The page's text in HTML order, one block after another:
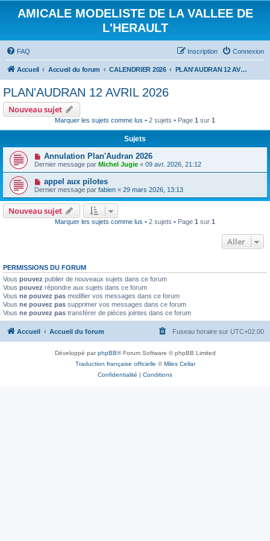
AMICALE MODELISTE DE LA VALLEE DE
L'HERAULT
FAQ Connexion
Inscription
Accueil Accueil du forum CALENDRIER 2026 PLAN'AUDRAN 12 AVRIL 2026
PLAN'AUDRAN 12 AVRIL 2026
Nouveau sujet
Marquer les sujets comme lus • 2 sujets • Page 1 sur 1
Sujets
Annulation Plan'Audran 2026
Dernier message par Michel Jugie « 09 avr. 2026, 21:12
appel aux pilotes
Dernier message par fabien « 29 mars 2026, 13:13
Nouveau sujet
Marquer les sujets comme lus • 2 sujets • Page 1 sur 1
Aller
PERMISSIONS DU FORUM
Vous pouvez publier de nouveaux sujets dans ce forum
Vous pouvez répondre aux sujets dans ce forum
Vous ne pouvez pas modifier vos messages dans ce forum
Vous ne pouvez pas supprimer vos messages dans ce forum
Vous ne pouvez pas transférer de pièces jointes dans ce forum
Accueil Accueil du forum Fuseau horaire sur UTC+02:00
Développé parphpBB® Forum Software © phpBB Limited
Traduction française officielle ©Miles Cellar
Confidentialité | Conditions